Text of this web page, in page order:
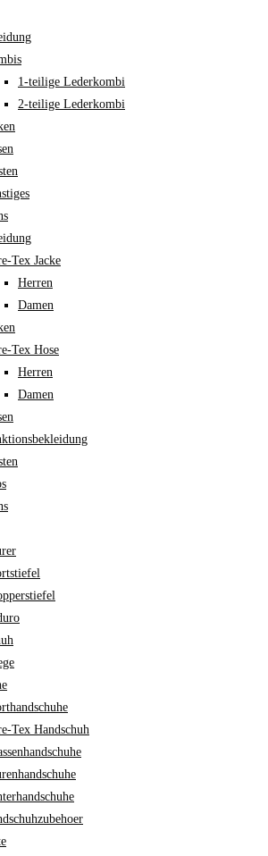
1-teilige Lederkombi
2-teilige Lederkombi
Tex Jacke
Herren
Damen
Tex Hose
Herren
Damen
Tex Handschuh